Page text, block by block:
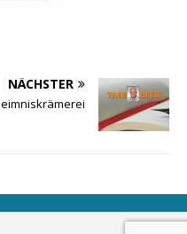
NÄCHSTER